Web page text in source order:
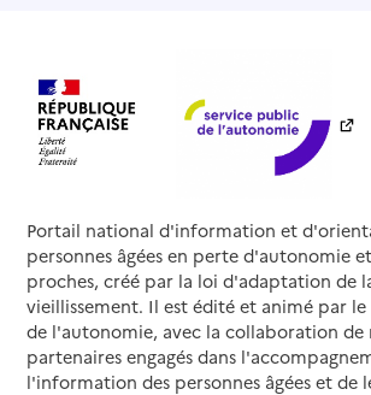
Portail national d'information et
personnes âgées en perte d'autonomie
proches, créé par la loi d'adaptation de
vieillissement. Il est édité et animé par
de l'autonomie, avec la collaboration de
partenaires engagés dans
l'information des personnes âgées et de